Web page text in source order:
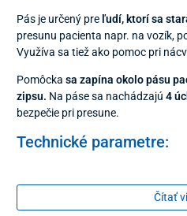
Pás je určený pre ľudí, ktorí sa
presunu pacienta napr. na vozík,
Využíva sa tiež ako pomoc pri
Pomôcka sa zapína okolo pásu
zipsu. Na páse sa nachádzajú 4
bezpečie pri presune.
Technické parametre:
Celková dĺžka s nastaviteľnou
Čítať